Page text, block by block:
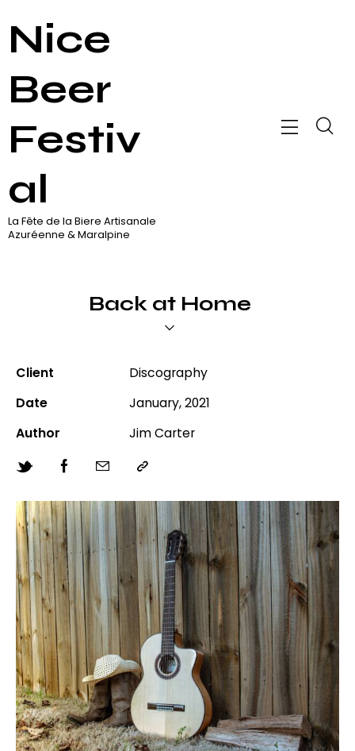
Nice
Beer
Festiv
al
La Fête de la Biere Artisanale
Azuréenne & Maralpine
Back at Home
Client
Discography
Date
January, 2021
Author
Jim Carter